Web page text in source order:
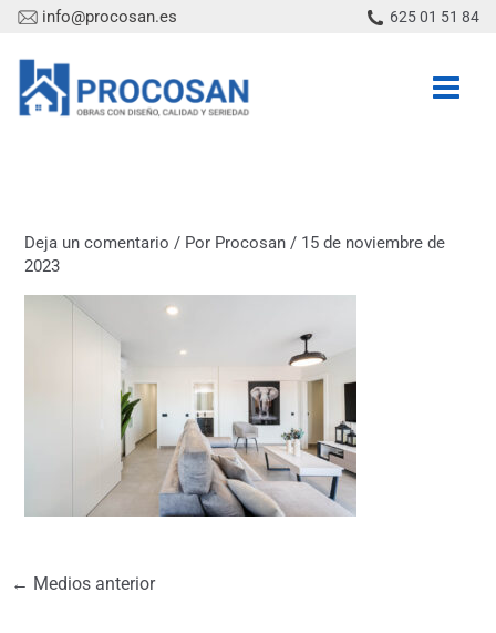
contenido
info@procosan.es 625 01 51 84
Deja un comentario / Por Procosan/ 15 de noviembre de
2023
← Medios anterior